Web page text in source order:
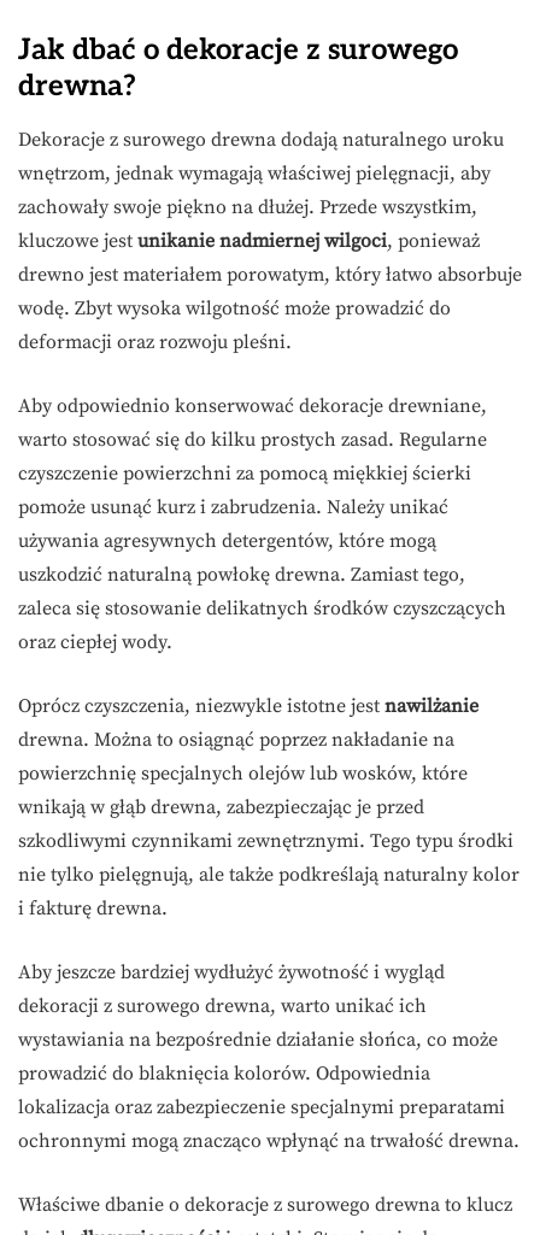
Jak dbać o dekoracje z surowego
drewna?
Dekoracje z surowego drewna dodają naturalnego uroku
wnętrzom, jednak wymagają właściwej pielęgnacji, aby
zachowały swoje piękno na dłużej. Przede wszystkim,
kluczowe jest unikanie nadmiernej wilgoci, ponieważ
drewno jest materiałem porowatym, który łatwo absorbuje
wodę. Zbyt wysoka wilgotność może prowadzić do
deformacji oraz rozwoju pleśni.
Aby odpowiednio konserwować dekoracje drewniane,
warto stosować się do kilku prostych zasad. Regularne
czyszczenie powierzchni za pomocą miękkiej ścierki
pomoże usunąć kurz i zabrudzenia. Należy unikać
używania agresywnych detergentów, które mogą
uszkodzić naturalną powłokę drewna. Zamiast tego,
zaleca się stosowanie delikatnych środków czyszczących
oraz ciepłej wody.
Oprócz czyszczenia, niezwykle istotne jest nawilżanie
drewna. Można to osiągnąć poprzez nakładanie na
powierzchnię specjalnych olejów lub wosków, które
wnikają w głąb drewna, zabezpieczając je przed
szkodliwymi czynnikami zewnętrznymi. Tego typu środki
nie tylko pielęgnują, ale także podkreślają naturalny kolor
i fakturę drewna.
Aby jeszcze bardziej wydłużyć żywotność i wygląd
dekoracji z surowego drewna, warto unikać ich
wystawiania na bezpośrednie działanie słońca, co może
prowadzić do blaknięcia kolorów. Odpowiednia
lokalizacja oraz zabezpieczenie specjalnymi preparatami
ochronnymi mogą znacząco wpłynąć na trwałość drewna.
Właściwe dbanie o dekoracje z surowego drewna to klucz